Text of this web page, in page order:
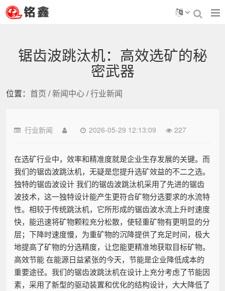
锯齿波跳汰机：高效选矿的秘
密武器
位置： 首页 /新闻中心/行业新闻
行业新闻 2026-05-29 12:13:09 227
在选矿行业中，效率和精准度就是企业生存发展的关键。而
我们的锯齿波跳汰机，无疑是您提升选矿效益的不二之选。
独特的锯齿波设计 我们的锯齿波跳汰机采用了先进的锯齿
波技术，这一独特设计能产生更符合矿物分选要求的水流特
性。相较于传统跳汰机，它所形成的锯齿波水流上升时速度
快，能迅速将矿物颗粒充分松散，使轻重矿物有更明显的分
层；下降时速度慢，为重矿物的沉降提供了充足时间，极大
地提高了矿物的分选精度，让您能更精准地获取目标矿物。
高效节能 在能源日益紧张的今天，节能是企业降低成本的
重要途径。我们的锯齿波跳汰机在设计上充分考虑了节能因
素，采用了新型的驱动装置和优化的结构设计，大大降低了